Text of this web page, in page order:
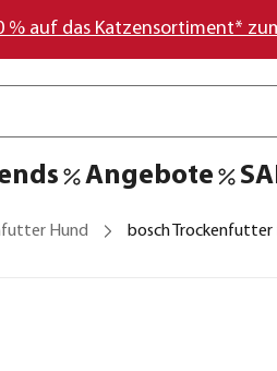
% auf das Katzensortiment*
Angebote
Hund bosch Trockenfutter